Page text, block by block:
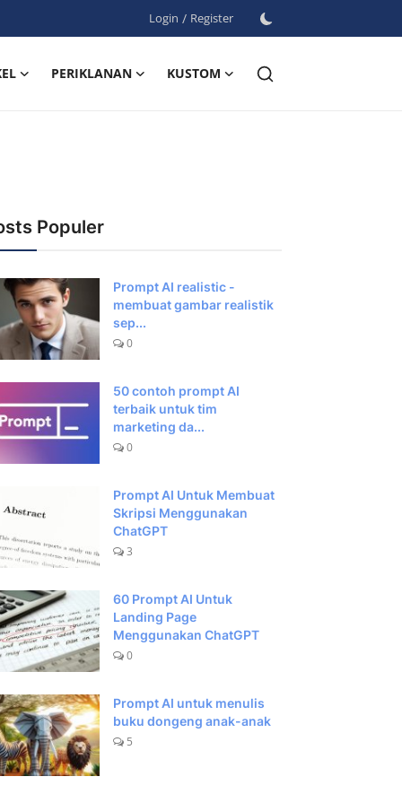
Login / Register
PERIKLANAN KUSTOM
Populer
Prompt AI realistic -
membuat gambar realistik
sep...
0
50 contoh prompt AI
terbaik untuk tim
marketing da...
0
Prompt AI Untuk Membuat
Skripsi Menggunakan
ChatGPT
3
60 Prompt AI Untuk
Landing Page
Menggunakan ChatGPT
0
Prompt AI untuk menulis
buku dongeng anak-anak
5